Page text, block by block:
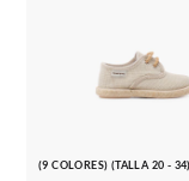
(9 COLORES) (TALLA 20 - 34)